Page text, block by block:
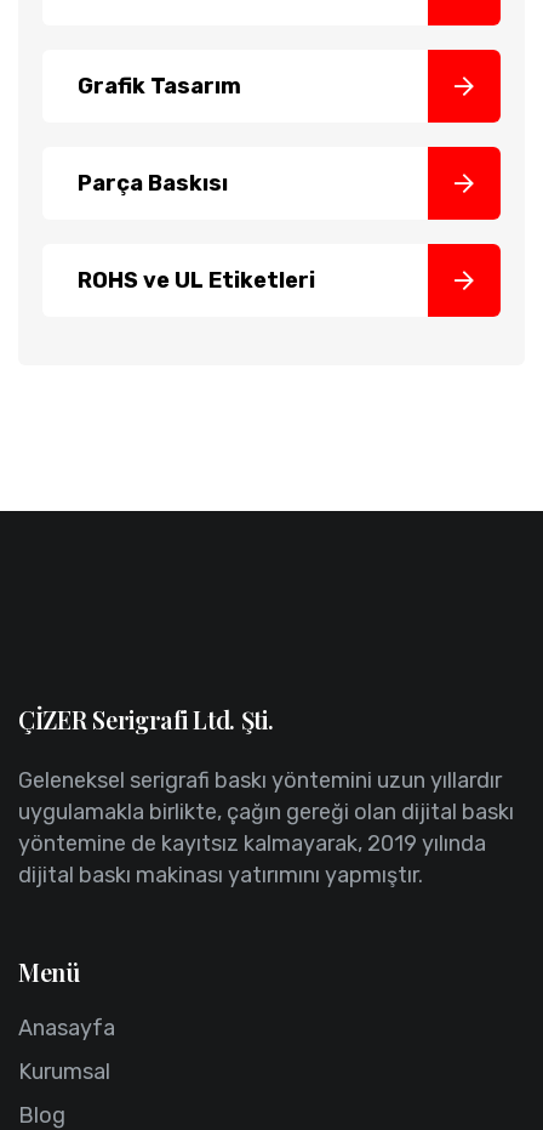
Grafik Tasarım
Parça Baskısı
ROHS ve UL Etiketleri
ÇİZER Serigrafi Ltd. Şti.
Geleneksel serigrafi baskı yöntemini uzun yıllardır
uygulamakla birlikte, çağın gereği olan dijital baskı
yöntemine de kayıtsız kalmayarak, 2019 yılında
dijital baskı makinası yatırımını yapmıştır.
Menü
Anasayfa
Kurumsal
Blog